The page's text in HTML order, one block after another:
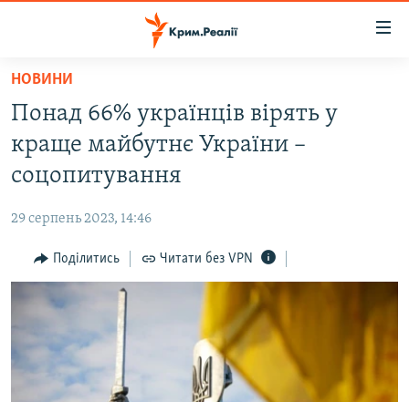
Перейти
основного
матеріалу
Перейти
до
основної
навігації
Перейти
до
пошуку
ВОДА.КРИМ
ВІДЕО ТА ФОТО
БЛОГИ
ПОГЛЯД
ІНТЕРВ'Ю
СПЕЦПРОЕКТИ
ДЕПОРТАЦІЯ
ЯК ОБІЙТИ БЛОКУВАННЯ
НОВИНИ
Понад 66% українців вірять у
краще майбутнє України –
соцопитування
29 серпень 2023, 14:46
Поділитись Читати без VPN